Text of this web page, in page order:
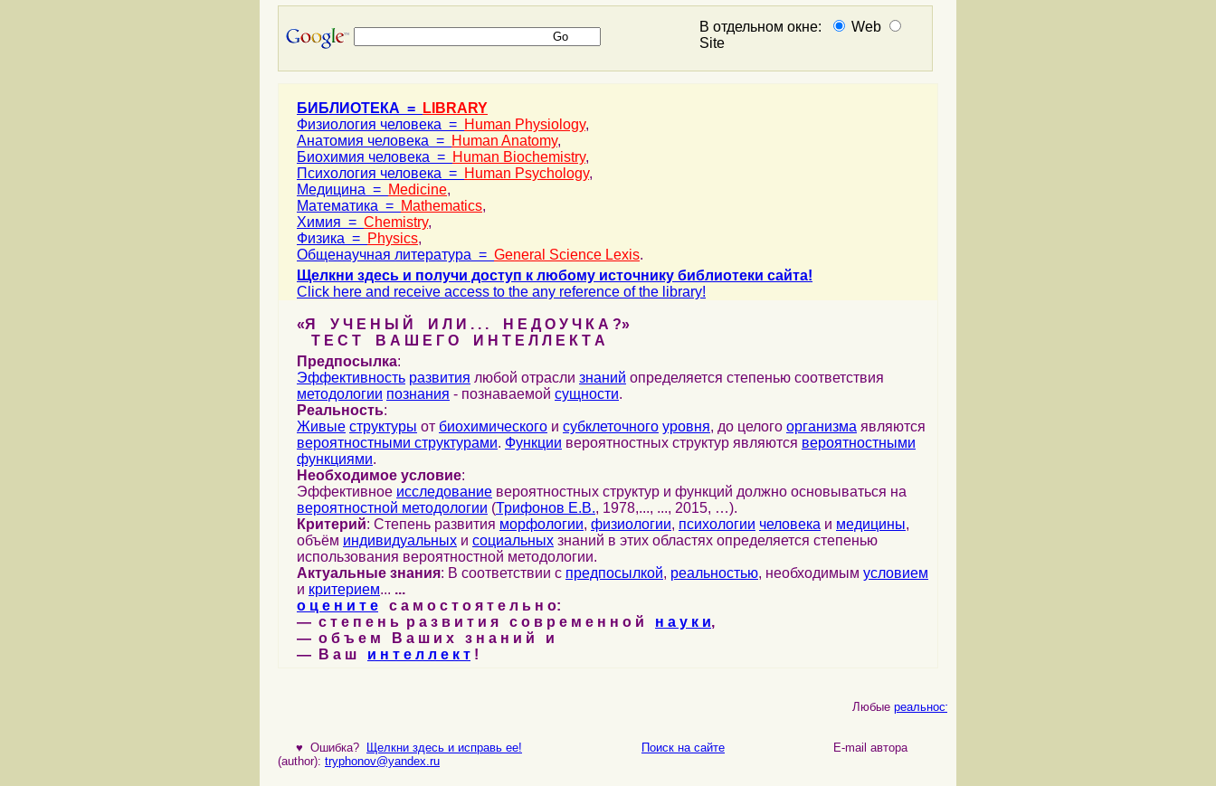
В отдельном окне:
Web
Site
БИБЛИОТЕКА =
LIBRARY
Физиология человека = Human Physiology,
Анатомия человека = Human Anatomy,
Биохимия человека = Human Biochemistry,
Психология человека = Human Psychology,
Медицина = Medicine,
Математика = Mathematics,
Химия = Chemistry,
Физика = Physics,
Общенаучная литература = General Science Lexis.
Щелкни здесь и получи доступ к любому источнику библиотеки сайта!
Click here and receive access to the any reference of the library!
«Я У Ч Е Н Ы Й И Л И . . . Н Е Д О У Ч К А ?»
Т Е С Т В А Ш Е Г О И Н Т Е Л Л Е К Т А
Предпосылка:
Эффективность развития любой отрасли знаний определяется степенью соответствия
методологии познания - познаваемой сущности.
Реальность:
Живые структуры от биохимического и субклеточного уровня, до целого организма являются
вероятностными структурами. Функции вероятностных структур являются вероятностными
функциями.
Необходимое условие:
Эффективное исследование вероятностных структур и функций должно основываться на
вероятностной методологии (Трифонов Е.В., 1978,..., ..., 2015, …).
Критерий: Степень развития морфологии, физиологии, психологии человека и медицины,
объём индивидуальных и социальных знаний в этих областях определяется степенью
использования вероятностной методологии.
Актуальные знания: В соответствии с предпосылкой, реальностью, необходимым условием
и критерием... ...
о ц е н и т е с а м о с т о я т е л ь н о:
— с т е п е н ь р а з в и т и я с о в р е м е н н о й н а у к и,
— о б ъ е м В а ш и х з н а н и й и
— В а ш и н т е л л е к т !
Любыереальности, как
♥ Ошибка? Щелкни здесь и исправь ее! Поиск на сайте E-mail автора
(author): tryphonov@yandex.ru